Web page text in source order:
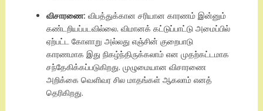
விசாரணை: விபத்துக்கான சரியான காரணம் இன்னும்
கண்டறியப்படவில்லை. விமானக் கட்டுப்பாட்டு அமைப்பில்
ஏற்பட்ட கோளாறு அல்லது எஞ்சின் குறைபாடு
காரணமாக இது நிகழ்ந்திருக்கலாம் என முதற்கட்டமாக
சந்தேகிக்கப்படுகிறது. முழுமையான விசாரணை
அறிக்கை வெளிவர சில மாதங்கள் ஆகலாம் எனத்
தெரிகிறது.